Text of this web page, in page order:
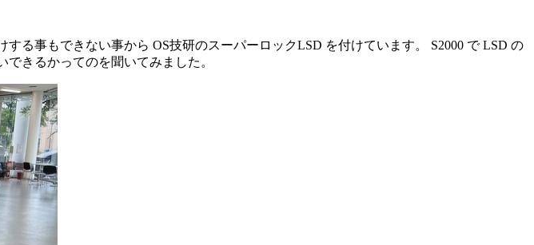
る事もできない事から OS技研のスーパーロックLSD を付けています。 S2000 で LSD の
きるかってのを聞いてみました。